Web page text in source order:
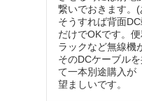
繋いでおきます。
そうすれば背面
だけでOKです。便
ラックなど無線機
そのDCケーブル
て一本別途購入が
望ましいです。